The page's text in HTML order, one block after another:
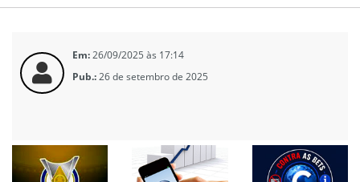
Em:26/09/2025 às 17:14
Pub.:26 de setembro de 2025